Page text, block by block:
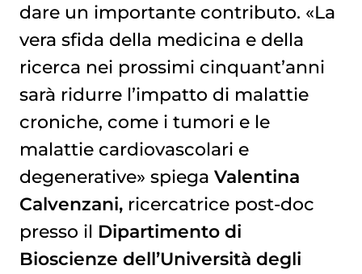
dare un importante contributo. «La
vera sfida della medicina e della
ricerca nei prossimi cinquant’anni
sarà ridurre l’impatto di malattie
croniche, come i tumori e le
malattie cardiovascolari e
degenerative» spiega Valentina
Calvenzani,ricercatrice post-doc
presso il Dipartimento di
Bioscienze dell’Università degli